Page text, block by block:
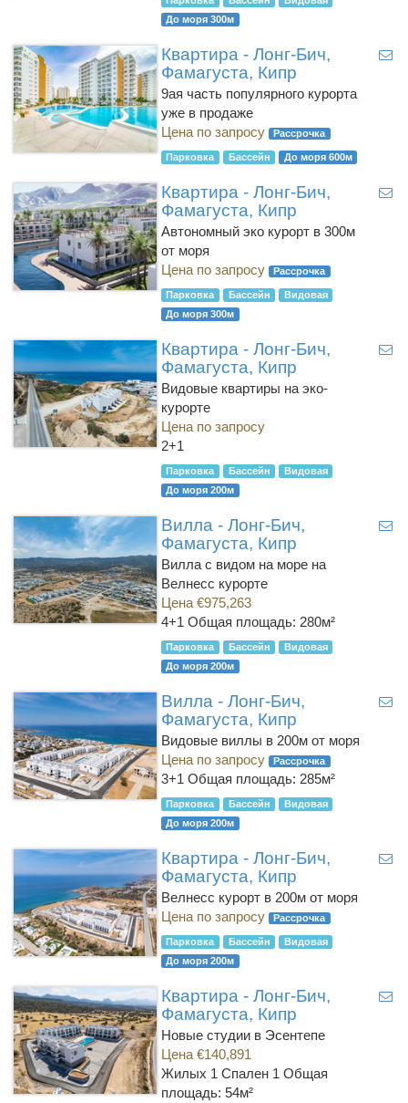
До моря 300м
Квартира - Лонг-Бич,
Фамагуста, Кипр
9ая часть популярного курорта
уже в продаже
Цена по запросу
Рассрочка
Парковка Бассейн До моря 600м
Квартира - Лонг-Бич,
Фамагуста, Кипр
Автономный эко курорт в 300м
от моря
Цена по запросу
Рассрочка
Парковка Бассейн
Видовая
До моря 300м
Квартира - Лонг-Бич,
Фамагуста, Кипр
Видовые квартиры на эко-
курорте
Цена по запросу
2+1
Парковка Бассейн
Видовая
До моря 200м
Вилла - Лонг-Бич,
Фамагуста, Кипр
Вилла с видом на море на
Велнесс курорте
Цена €975,263
4+1 Общая площадь: 280м²
Парковка Бассейн
Видовая
До моря 200м
Вилла - Лонг-Бич,
Фамагуста, Кипр
Видовые виллы в 200м от моря
Цена по запросу
Рассрочка
3+1 Общая площадь: 285м²
Парковка Бассейн
Видовая
До моря 200м
Квартира - Лонг-Бич,
Фамагуста, Кипр
Велнесс курорт в 200м от моря
Цена по запросу
Рассрочка
Парковка Бассейн
Видовая
До моря 200м
Квартира - Лонг-Бич,
Фамагуста, Кипр
Новые студии в Эсентепе
Цена €140,891
Жилых 1 Спален 1 Общая
площадь: 54м²